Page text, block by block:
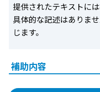
提供されたテキストに
具体的な記述はありま
じます。
補助内容